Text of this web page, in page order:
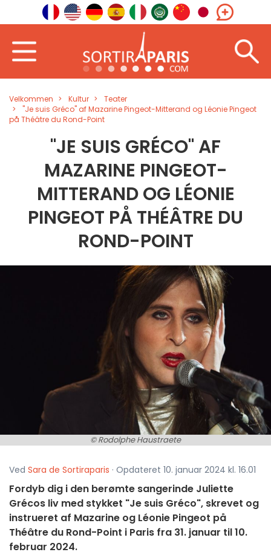
Velkommen Kultur
Teater
"Je suis Gréco" af Mazarine Pingeot-Mitterand og Léonie Pingeot
på Théâtre du Rond-Point
"JE SUIS GRÉCO" AF
MAZARINE PINGEOT-
MITTERAND OG LÉONIE
PINGEOT PÅ THÉÂTRE DU
ROND-POINT
© Rodolphe Haustraete
Ved Sara de Sortiraparis · Opdateret 10. januar 2024 kl. 16.01
Fordyb dig i den berømte sangerinde Juliette
Grécos liv med stykket "Je suis Gréco", skrevet og
instrueret af Mazarine og Léonie Pingeot på
Théâtre du Rond-Point i Paris fra 31. januar til 10.
februar 2024.